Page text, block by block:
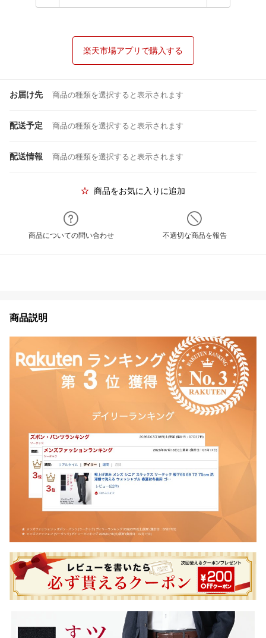
楽天市場アプリで購入する
お届け先 商品の種類を選択すると表示されます
配送予定 商品の種類を選択すると表示されます
配送情報 商品の種類を選択すると表示されます
商品をお気に入りに追加
商品についての問い合わせ 不適切な商品を報告
商品説明